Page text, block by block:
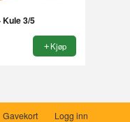
Kule 3/5
Kjøp
Gavekort Logg inn